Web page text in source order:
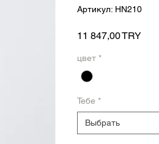
Артикул: HN210
11 847,00 TRYЦена
цвет *
Тебе *
Выбрать